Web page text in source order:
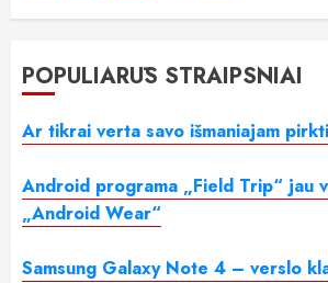
POPULIARŪS STRAIPSNIAI
Ar tikrai verta savo išmaniajam
Android programa „Field Trip“ jau
„Android Wear“
Samsung Galaxy Note 4 – verslo